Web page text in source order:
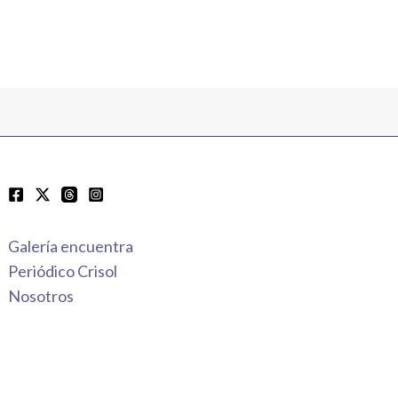
Galería encuentra
Periódico Crisol
Nosotros